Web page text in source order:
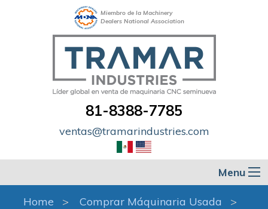
Miembro de la Machinery
Dealers National Association
81-8388-7785
ventas@tramarindustries.com
Menu
Home
Comprar Máquinaria Usada